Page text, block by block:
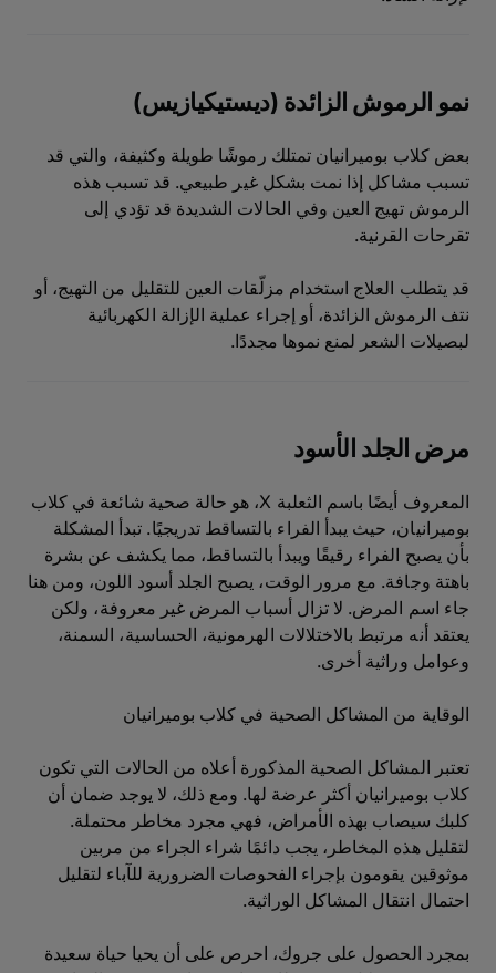
نمو الرموش الزائدة (ديستيكيازيس)
بعض كلاب بوميرانيان تمتلك رموشًا طويلة وكثيفة، والتي قد
تسبب مشاكل إذا نمت بشكل غير طبيعي. قد تسبب هذه
الرموش تهيج العين وفي الحالات الشديدة قد تؤدي إلى
تقرحات القرنية.
قد يتطلب العلاج استخدام مزلّقات العين للتقليل من التهيج، أو
نتف الرموش الزائدة، أو إجراء عملية الإزالة الكهربائية
لبصيلات الشعر لمنع نموها مجددًا.
مرض الجلد الأسود
المعروف أيضًا باسم الثعلبة X، هو حالة صحية شائعة في كلاب
بوميرانيان، حيث يبدأ الفراء بالتساقط تدريجيًا. تبدأ المشكلة
بأن يصبح الفراء رقيقًا ويبدأ بالتساقط، مما يكشف عن بشرة
باهتة وجافة. مع مرور الوقت، يصبح الجلد أسود اللون، ومن هنا
جاء اسم المرض. لا تزال أسباب المرض غير معروفة، ولكن
يعتقد أنه مرتبط بالاختلالات الهرمونية، الحساسية، السمنة،
وعوامل وراثية أخرى.
الوقاية من المشاكل الصحية في كلاب بوميرانيان
تعتبر المشاكل الصحية المذكورة أعلاه من الحالات التي تكون
كلاب بوميرانيان أكثر عرضة لها. ومع ذلك، لا يوجد ضمان أن
كلبك سيصاب بهذه الأمراض، فهي مجرد مخاطر محتملة.
لتقليل هذه المخاطر، يجب دائمًا شراء الجراء من مربين
موثوقين يقومون بإجراء الفحوصات الضرورية للآباء لتقليل
احتمال انتقال المشاكل الوراثية.
بمجرد الحصول على جروك، احرص على أن يحيا حياة سعيدة